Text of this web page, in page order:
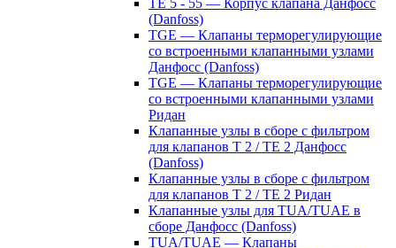
TE 5 - 55 — Корпус клапана Данфосс
(Danfoss)
TGE — Клапаны терморегулирующие
со встроенными клапанными узлами
Данфосс (Danfoss)
TGE — Клапаны терморегулирующие
со встроенными клапанными узлами
Ридан
Клапанные узлы в сборе с фильтром
для клапанов T 2 / TE 2 Данфосс
(Danfoss)
Клапанные узлы в сборе с фильтром
для клапанов T 2 / TE 2 Ридан
Клапанные узлы для TUA/TUAE в
сборе Данфосс (Danfoss)
TUA/TUAE — Клапаны